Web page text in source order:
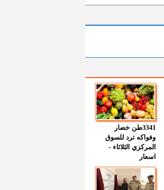
3341طن خضار
وفواكه ترد للسوق
المركزي الثلاثاء -
اسعار